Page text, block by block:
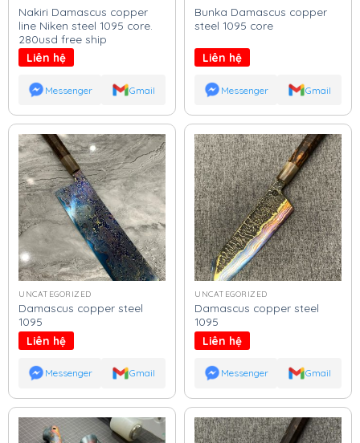
Nakiri Damascus copper
line Niken steel 1095 core.
280usd free ship
Liên hệ
Messenger Gmail
Bunka Damascus copper
steel 1095 core
Liên hệ
Messenger Gmail
UNCATEGORIZED
Damascus copper steel
1095
Liên hệ
Messenger Gmail
UNCATEGORIZED
Damascus copper steel
1095
Liên hệ
Messenger Gmail